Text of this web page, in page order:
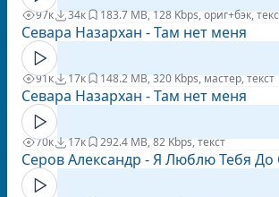
97к 34к 183.7 MB, 128 Kbps, ориг+бэк,
Севара Назархан - Там нет меня
91к 17к 148.2 MB, 320 Kbps, мастер, текст
Севара Назархан - Там нет меня
70к 17к 292.4 MB, 82 Kbps, текст
Серов Александр - Я Люблю Тебя До